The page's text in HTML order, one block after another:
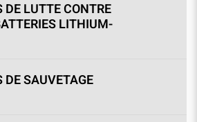
LUTTE CONTRE
LITHIUM-
SAUVETAGE